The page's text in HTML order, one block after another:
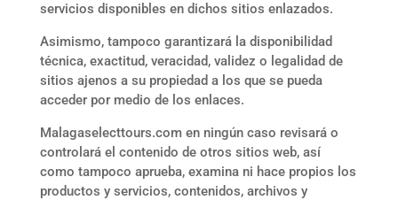
servicios disponibles en dichos sitios enlazados.
Asimismo, tampoco garantizará la disponibilidad
técnica, exactitud, veracidad, validez o legalidad de
sitios ajenos a su propiedad a los que se pueda
acceder por medio de los enlaces.
Malagaselecttours.com en ningún caso revisará o
controlará el contenido de otros sitios web, así
como tampoco aprueba, examina ni hace propios los
productos y servicios, contenidos, archivos y